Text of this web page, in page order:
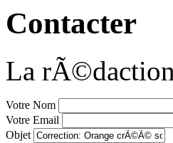
Contacter
La
Votre Nom
Votre Email
Objet